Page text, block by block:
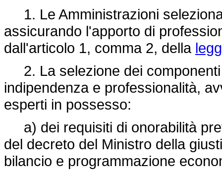
1. Le Amministrazioni
assicurando l'apporto di
dall'articolo 1, comma 2, della
2. La selezione dei
indipendenza e professionalità,
esperti in possesso:
a) dei requisiti di onorabilità
del decreto del Ministro della
bilancio e programmazione